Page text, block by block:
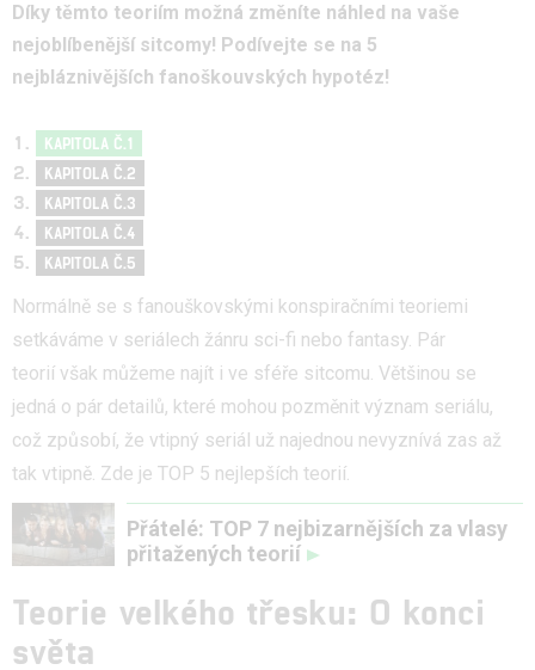
Díky těmto teoriím možná změníte náhled na vaše
nejoblíbenější sitcomy! Podívejte se na 5
nejbláznivějších fanoškouvských hypotéz!
KAPITOLA Č.1
KAPITOLA Č.2
KAPITOLA Č.3
KAPITOLA Č.4
KAPITOLA Č.5
Normálně se s fanouškovskými konspiračními teoriemi
setkáváme v seriálech žánru sci-fi nebo fantasy. Pár
teorií však můžeme najít i ve sféře sitcomu. Většinou se
jedná o pár detailů, které mohou pozměnit význam seriálu,
což způsobí, že vtipný seriál už najednou nevyznívá zas až
tak vtipně. Zde je TOP 5 nejlepších teorií.
Přátelé: TOP 7 nejbizarnějších za vlasy
přitažených teorií
Teorie velkého třesku: O konci
světa